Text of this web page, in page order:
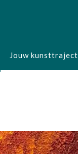
Jouw kunsttraject